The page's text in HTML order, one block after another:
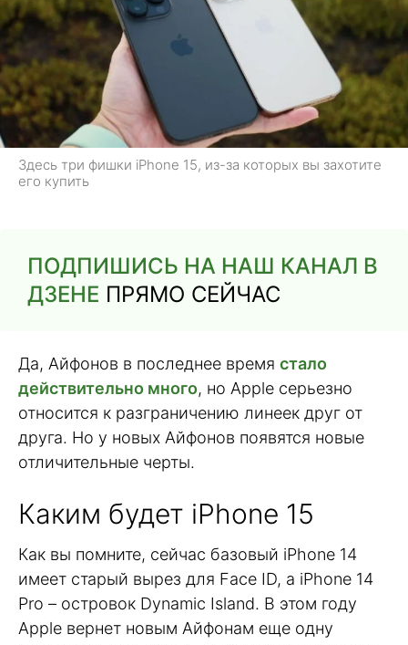
Здесь три фишки iPhone 15, из-за которых вы захотите
его купить
ПОДПИШИСЬ НА НАШ КАНАЛ В
ДЗЕНЕ ПРЯМО СЕЙЧАС
Да, Айфонов в последнее время стало
действительно много, но Apple серьезно
относится к разграничению линеек друг от
друга. Но у новых Айфонов появятся новые
отличительные черты.
Каким будет iPhone 15
Как вы помните, сейчас базовый iPhone 14
имеет старый вырез для Face ID, а iPhone 14
Pro – островок Dynamic Island. В этом году
Apple вернет новым Айфонам еще одну